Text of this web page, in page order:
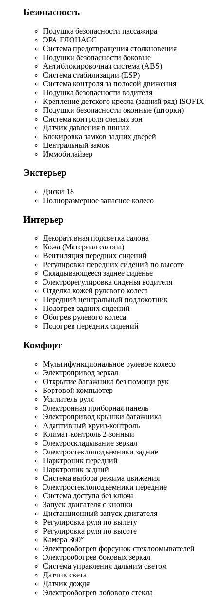
Безопасность
Подушка безопасности пассажира
ЭРА-ГЛОНАСС
Система предотвращения столкновения
Подушки безопасности боковые
Антиблокировочная система (ABS)
Система стабилизации (ESP)
Система контроля за полосой движения
Подушка безопасности водителя
Крепление детского кресла (задний ряд) ISOFIX
Подушки безопасности оконные (шторки)
Система контроля слепых зон
Датчик давления в шинах
Блокировка замков задних дверей
Центральный замок
Иммобилайзер
Экстерьер
Диски 18
Полноразмерное запасное колесо
Интерьер
Декоративная подсветка салона
Кожа (Материал салона)
Вентиляция передних сидений
Регулировка передних сидений по высоте
Складывающееся заднее сиденье
Электрорегулировка сиденья водителя
Отделка кожей рулевого колеса
Передний центральный подлокотник
Подогрев задних сидений
Обогрев рулевого колеса
Подогрев передних сидений
Комфорт
Мультифункциональное рулевое колесо
Электропривод зеркал
Открытие багажника без помощи рук
Бортовой компьютер
Усилитель руля
Электронная приборная панель
Электропривод крышки багажника
Адаптивный круиз-контроль
Климат-контроль 2-зонный
Электроскладывание зеркал
Электростеклоподъемники задние
Парктроник передний
Парктроник задний
Система выбора режима движения
Электростеклоподъемники передние
Система доступа без ключа
Запуск двигателя с кнопки
Дистанционный запуск двигателя
Регулировка руля по вылету
Регулировка руля по высоте
Камера 360°
Электрообогрев форсунок стеклоомывателей
Электрообогрев боковых зеркал
Система управления дальним светом
Датчик света
Датчик дождя
Электрообогрев лобового стекла